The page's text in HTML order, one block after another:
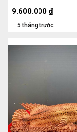
5 tháng trước
9.600.000 ₫